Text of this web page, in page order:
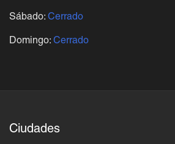
Sábado: Cerrado
Domingo: Cerrado
Ciudades